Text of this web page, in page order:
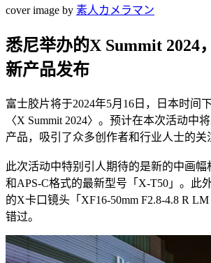
cover image by 素人カメラマン
悉尼举办的X Summit 2024
新产品发布
富士胶片将于2024年5月16日，日本时间
〈X Summit 2024〉。预计在本次活动中
产品，吸引了众多创作者和行业人士的关
此次活动中特别引人期待的是新的中画幅
和APS-C格式的最新型号「X-T50」。此
的X卡口镜头「XF16-50mm F2.8-4.8 R
错过。